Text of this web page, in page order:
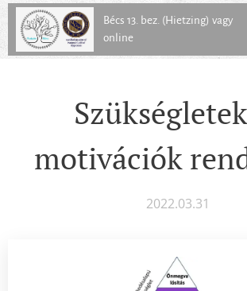
Bécs 13. bez. (Hietzing) vagy
online
motivációk
2022.03.31